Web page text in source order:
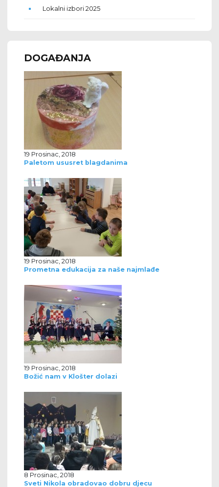
Lokalni izbori 2025
DOGAĐANJA
19 Prosinac, 2018
Paletom ususret blagdanima
19 Prosinac, 2018
Prometna edukacija za naše najmlađe
19 Prosinac, 2018
Božić nam v Klošter dolazi
8 Prosinac, 2018
Sveti Nikola obradovao dobru djecu